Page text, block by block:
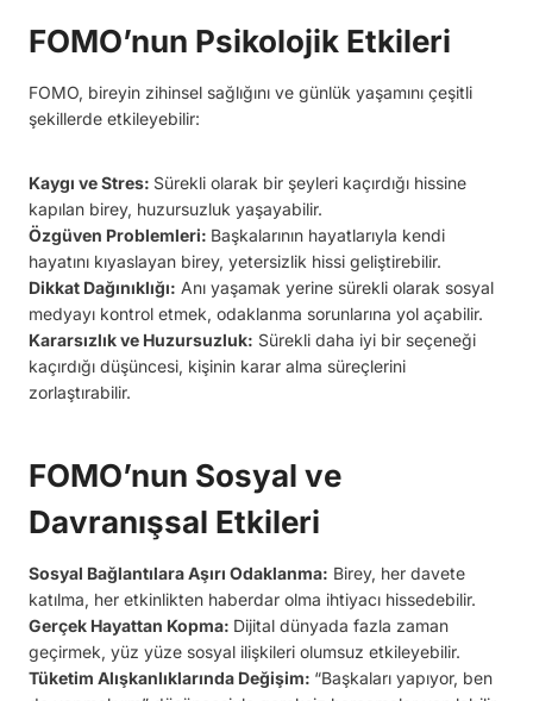
FOMO’nun Psikolojik Etkileri
FOMO, bireyin zihinsel sağlığını ve günlük yaşamını çeşitli
şekillerde etkileyebilir:
Kaygı ve Stres: Sürekli olarak bir şeyleri kaçırdığı hissine
kapılan birey, huzursuzluk yaşayabilir.
Özgüven Problemleri: Başkalarının hayatlarıyla kendi
hayatını kıyaslayan birey, yetersizlik hissi geliştirebilir.
Dikkat Dağınıklığı: Anı yaşamak yerine sürekli olarak sosyal
medyayı kontrol etmek, odaklanma sorunlarına yol açabilir.
Kararsızlık ve Huzursuzluk: Sürekli daha iyi bir seçeneği
kaçırdığı düşüncesi, kişinin karar alma süreçlerini
zorlaştırabilir.
FOMO’nun Sosyal ve
Davranışsal Etkileri
Sosyal Bağlantılara Aşırı Odaklanma: Birey, her davete
katılma, her etkinlikten haberdar olma ihtiyacı hissedebilir.
Gerçek Hayattan Kopma: Dijital dünyada fazla zaman
geçirmek, yüz yüze sosyal ilişkileri olumsuz etkileyebilir.
Tüketim Alışkanlıklarında Değişim: “Başkaları yapıyor, ben